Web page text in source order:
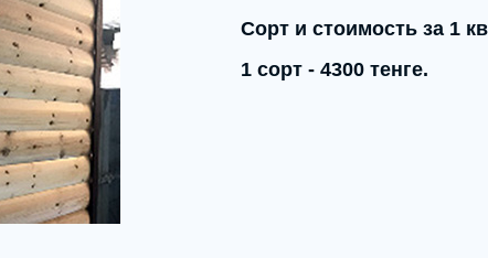
Сорт и стоимость за 1
1 сорт - 4300 тенге.